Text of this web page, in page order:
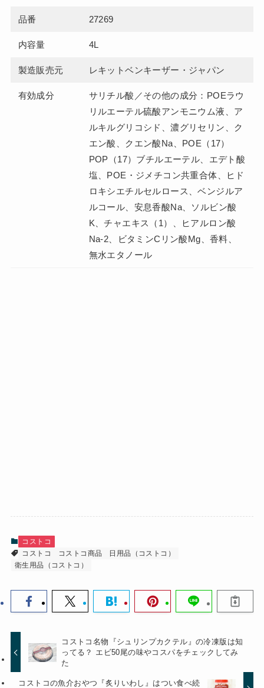
品番 27269
内容量 4L
製造販売元 レキットベンキーザー・ジャパン
有効成分
サリチル酸／その他の成分：POEラウ
リルエーテル硫酸アンモニウム液、ア
ルキルグリコシド、濃グリセリン、ク
エン酸、クエン酸Na、POE（17）
POP（17）ブチルエーテル、エデト酸
塩、POE・ジメチコン共重合体、ヒド
ロキシエチルセルロース、ベンジルア
ルコール、安息香酸Na、ソルビン酸
K、チャエキス（1）、ヒアルロン酸
Na-2、ビタミンCリン酸Mg、香料、
無水エタノール
コストコ
コストコ
コストコ商品
日用品（コストコ）
衛生用品（コストコ）
コストコ名物『シュリンプカクテル』の冷凍版は知
ってる？ エビ50尾の味やコスパをチェックしてみ
た
コストコの魚介おやつ『炙りいわし』はつい食べ続